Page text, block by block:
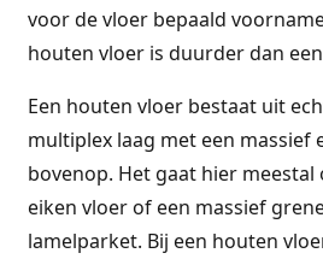
voor de vloer bepaald
houten vloer is duurder dan
Een houten vloer bestaat uit
multiplex laag met een massief
bovenop. Het gaat hier meestal
eiken vloer of een massief
lamelparket. Bij een houten